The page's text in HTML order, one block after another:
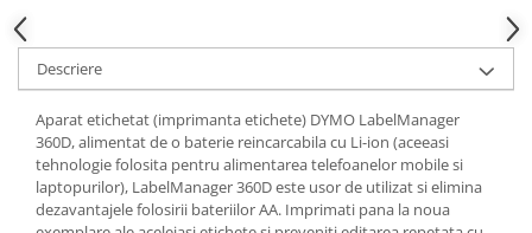
Descriere
Aparat etichetat (imprimanta etichete) DYMO LabelManager
360D, alimentat de o baterie reincarcabila cu Li-ion (aceeasi
tehnologie folosita pentru alimentarea telefoanelor mobile si
laptopurilor), LabelManager 360D este usor de utilizat si elimina
dezavantajele folosirii bateriilor AA. Imprimati pana la noua